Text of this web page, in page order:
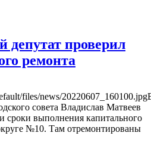
депутат проверил
ремонта
files/news/
совета Владислав Матвеев
сроки выполнения капитального
№10. Там отремонтированы